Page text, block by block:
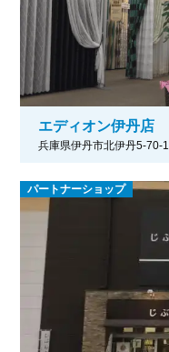
エディオン伊丹店
兵庫県伊丹市北伊丹5-70-1
パートナーショップ